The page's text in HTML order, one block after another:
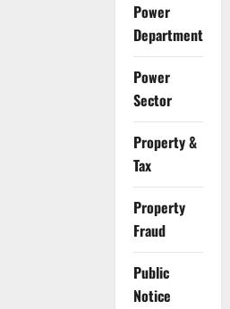
Power
Department
Power
Sector
Property &
Tax
Property
Fraud
Public
Notice